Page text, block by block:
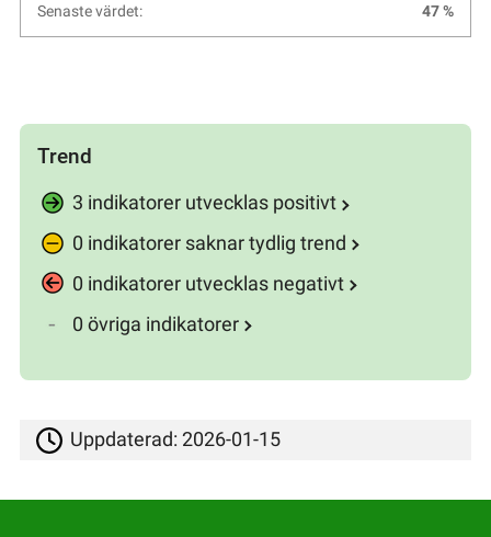
Senaste värdet:
47 %
Trend
3 indikatorer utvecklas positivt
0 indikatorer saknar tydlig trend
0 indikatorer utvecklas negativt
0 övriga indikatorer
Uppdaterad:2026-01-15